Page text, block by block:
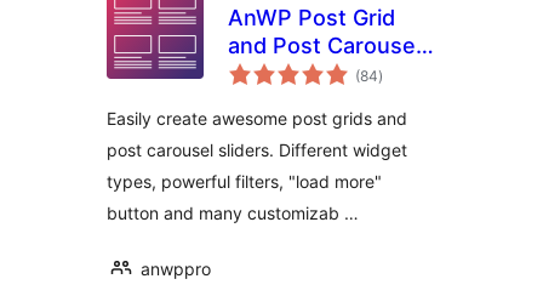
AnWP Post Grid
and Post Carousel
Slider for
(84مجموعی
درجہ
)
Easily create awesome post grids and
post carousel sliders. Different widget
types, powerful filters, "load more"
button and many customizab …
anwppro